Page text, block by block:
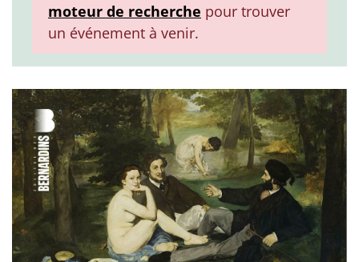
moteur de recherche pour trouver
un événement à venir.